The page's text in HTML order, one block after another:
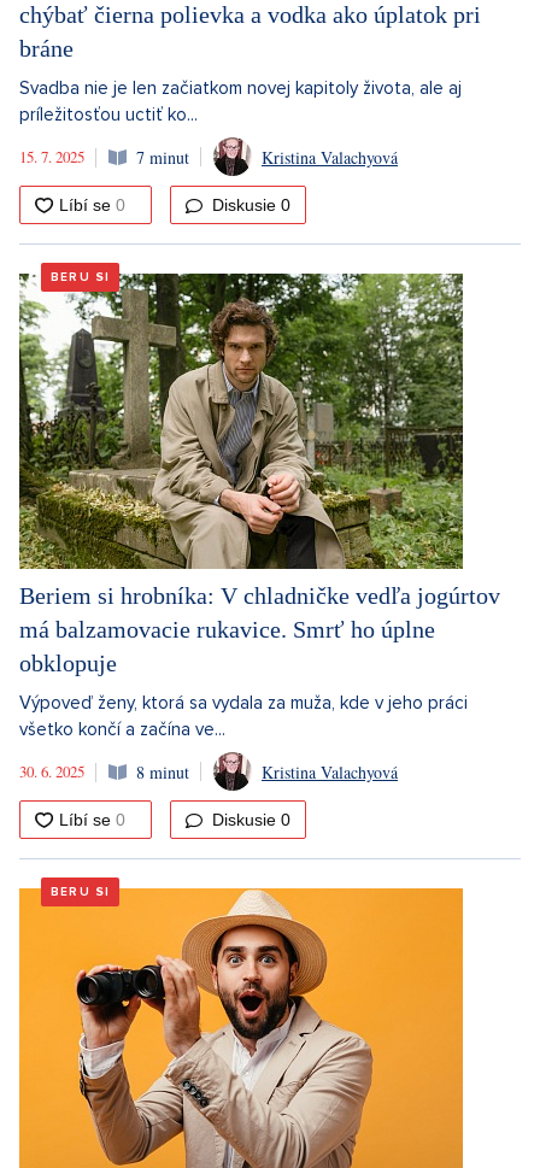
chýbať čierna polievka a vodka ako úplatok pri
bráne
Svadba nie je len začiatkom novej kapitoly života, ale aj
príležitosťou uctiť ko...
15. 7. 2025
7 minut Kristina Valachyová
Diskusie 0
BERU SI
Beriem si hrobníka: V chladničke vedľa jogúrtov
má balzamovacie rukavice. Smrť ho úplne
obklopuje
Výpoveď ženy, ktorá sa vydala za muža, kde v jeho práci
všetko končí a začína ve...
30. 6. 2025
8 minut Kristina Valachyová
Diskusie 0
BERU SI